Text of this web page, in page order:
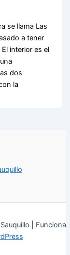
se llama Las
a tener
interior es el
dos
la
| Funciona